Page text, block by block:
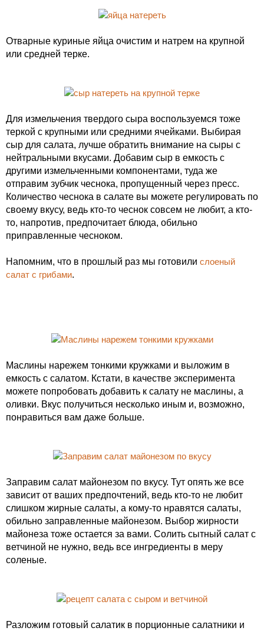
Отварные куриные яйца очистим и натрем на крупной
или средней терке.
Для измельчения твердого сыра воспользуемся тоже
теркой с крупными или средними ячейками. Выбирая
сыр для салата, лучше обратить внимание на сыры с
нейтральными вкусами. Добавим сыр в емкость с
другими измельченными компонентами, туда же
отправим зубчик чеснока, пропущенный через пресс.
Количество чеснока в салате вы можете регулировать по
своему вкусу, ведь кто-то чеснок совсем не любит, а кто-
то, напротив, предпочитает блюда, обильно
приправленные чесноком.
Напомним, что в прошлый раз мы готовили слоеный
салат с грибами.
Маслины нарежем тонкими кружками и выложим в
емкость с салатом. Кстати, в качестве эксперимента
можете попробовать добавить к салату не маслины, а
оливки. Вкус получиться несколько иным и, возможно,
понравиться вам даже больше.
Заправим салат майонезом по вкусу. Тут опять же все
зависит от ваших предпочтений, ведь кто-то не любит
слишком жирные салаты, а кому-то нравятся салаты,
обильно заправленные майонезом. Выбор жирности
майонеза тоже остается за вами. Солить сытный салат с
ветчиной не нужно, ведь все ингредиенты в меру
соленые.
Разложим готовый салатик в порционные салатники и